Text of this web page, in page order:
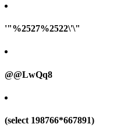
'"%2527%2522\'\"
@@LwQq8
(select 198766*667891)